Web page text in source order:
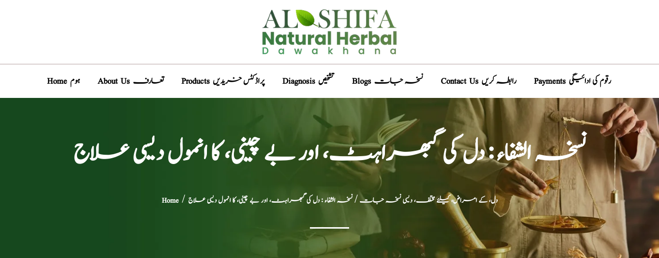
Home ہوم About Us تعارف Products پراڈکٹس خریدیں Diagnosis تشخیص Blogs نسخہ جات Contact Us رابطہ کریں Payments رقوم کی ادائیگی
نسخہ الشفاء : دل کی گبھراہٹ، اور بے چینی، کا انمول دیسی علاج
Home/ دل، کے امراض، کیلئے مختلف، دیسی نسخہ جات / نسخہ الشفاء : دل کی گبھراہٹ، اور بے چینی، کا انمول دیسی علاج